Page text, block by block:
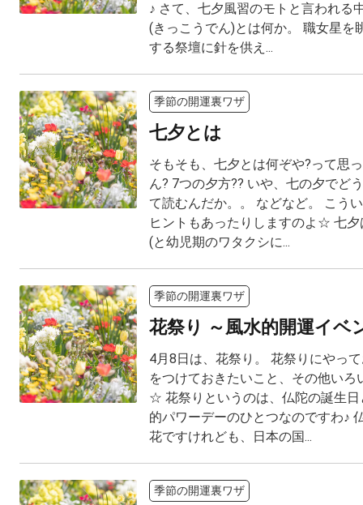
♪ さて、七夕風習のモトと言われる
(きっこうでん)とは何か。 職女星を
する祭壇に針を供え...
季節の開運裏ワザ
七夕とは
そもそも、七夕とは何ぞや?って思
ん? 7つの夕方?? いや、七の夕でど
て読むんだか。。 などなど。 こう
ヒントもあったりしますのよ☆ 七
(と幼児期のワタクシに...
季節の開運裏ワザ
花祭り ～風水的開運イベ
4月8日は、花祭り。 花祭りにやっ
をつけておきたいこと、その他いろ
☆ 花祭りというのは、仏陀の誕生日
的パワーデーのひとつなのですわ♪
花ですけれども、日本の国...
季節の開運裏ワザ